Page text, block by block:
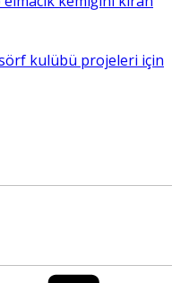
kulübü projeleri için